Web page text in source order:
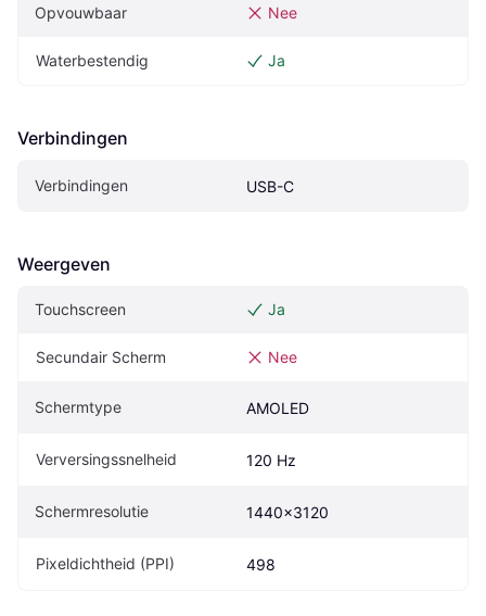
Opvouwbaar Nee
Waterbestendig Ja
Verbindingen
Verbindingen USB-C
Weergeven
Touchscreen Ja
Secundair Scherm Nee
Schermtype AMOLED
Verversingssnelheid 120 Hz
Schermresolutie 1440x3120
Pixeldichtheid (PPI) 498